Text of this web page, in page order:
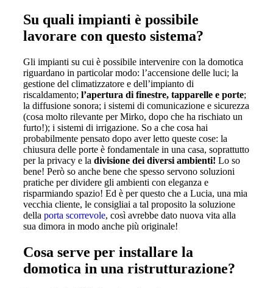
Su quali impianti è possibile
lavorare con questo sistema?
Gli impianti su cui è possibile intervenire con la domotica
riguardano in particolar modo: l’accensione delle luci; la
gestione del climatizzatore e dell’impianto di
riscaldamento; l’apertura di finestre, tapparelle e porte;
la diffusione sonora; i sistemi di comunicazione e sicurezza
(cosa molto rilevante per Mirko, dopo che ha rischiato un
furto!); i sistemi di irrigazione. So a che cosa hai
probabilmente pensato dopo aver letto queste cose: la
chiusura delle porte è fondamentale in una casa, soprattutto
per la privacy e la divisione dei diversi ambienti! Lo so
bene! Però so anche bene che spesso servono soluzioni
pratiche per dividere gli ambienti con eleganza e
risparmiando spazio! Ed è per questo che a Lucia, una mia
vecchia cliente, le consigliai a tal proposito la soluzione
della porta scorrevole, così avrebbe dato nuova vita alla
sua dimora in modo anche più originale!
Cosa serve per installare la
domotica in una ristrutturazione?